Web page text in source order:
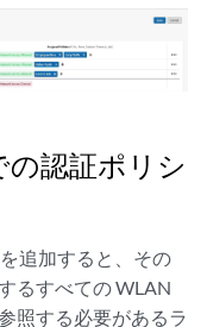
認証ポリシ
追加すると、その
るすべての WLAN
照する必要があるラ